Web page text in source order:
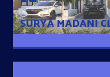
SURYA MADANI